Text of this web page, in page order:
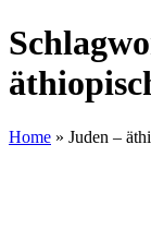
Home » Juden –